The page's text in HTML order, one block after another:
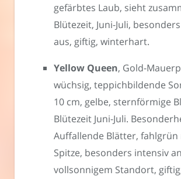
gefärbtes Laub, sieht
Blütezeit, Juni-Juli,
aus, giftig, winterhart.
Yellow Queen, Gold-
wüchsig, teppichbildende
10 cm, gelbe, sternförmige
Blütezeit Juni-Juli.
Auffallende Blätter,
Spitze, besonders intensiv an
vollsonnigem Standort,